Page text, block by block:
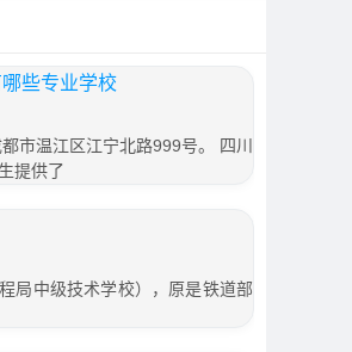
些专业学校
市温江区江宁北路999号。 四川
提供了
局中级技术学校），原是铁道部